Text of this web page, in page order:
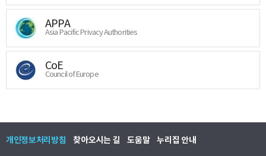
APPA
Asia Pacific Privacy Authorities
CoE
Council of Europe
개인정보처리방침 찾아오시는 길 도움말 누리집 안내